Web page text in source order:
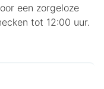
een zorgeloze
tot 12:00 uur.